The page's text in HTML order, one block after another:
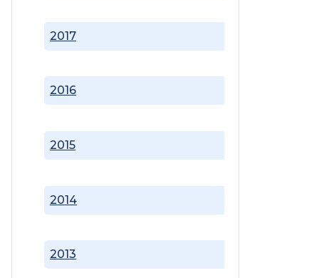
2013
2014
2015
2016
2017